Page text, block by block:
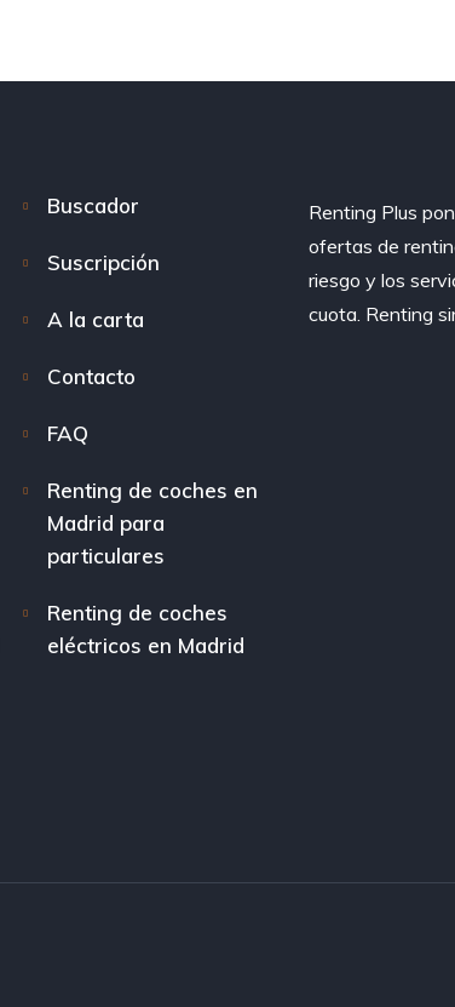
Buscador
Suscripción
A la carta
Contacto
FAQ
Renting de coches en
Madrid para
particulares
Renting de coches
eléctricos en Madrid
Renting Plus
ofertas de
riesgo y los
cuota. Renting